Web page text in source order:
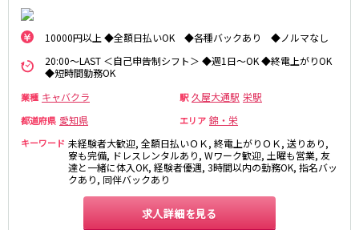
10000円以上 ◆全額日払いOK ◆各種バックあり ◆ノルマなし
20:00～LAST ＜自己申告制シフト＞ ◆週1日～OK ◆終電上がりOK
◆短時間勤務OK
業種 キャバクラ 駅 久屋大通駅 栄駅
都道府県 愛知県 エリア 錦・栄
キーワード 未経験者大歓迎, 全額日払いＯＫ, 終電上がりＯＫ, 送りあり,
寮も完備, ドレスレンタルあり, Wワーク歓迎, 土曜も営業, 友
達と一緒に体入OK, 経験者優遇, 3時間以内の勤務OK, 指名バッ
クあり, 同伴バックあり
求人詳細を見る
栄駅
久屋大通駅
金山駅
JR東海道本線(浜松～岐阜)
浜松駅
金山駅
刈谷駅
名鉄西尾線